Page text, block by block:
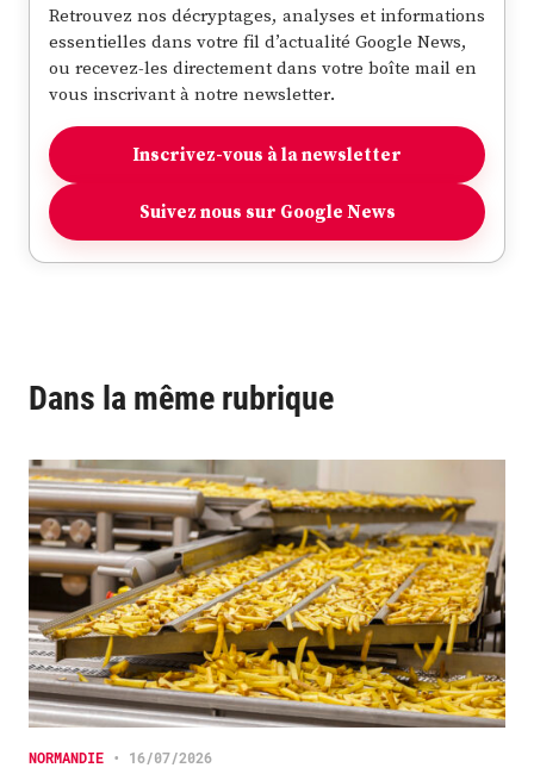
Retrouvez nos décryptages, analyses et informations
essentielles dans votre fil d’actualité Google News,
ou recevez-les directement dans votre boîte mail en
vous inscrivant à notre newsletter.
Inscrivez-vous à la newsletter
Suivez nous sur Google News
Dans la même rubrique
NORMANDIE • 16/07/2026